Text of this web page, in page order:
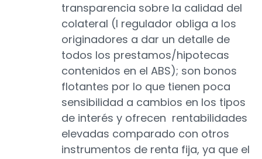
transparencia sobre la calidad del
colateral (l regulador obliga a los
originadores a dar un detalle de
todos los prestamos/hipotecas
contenidos en el ABS); son bonos
flotantes por lo que tienen poca
sensibilidad a cambios en los tipos
de interés y ofrecen rentabilidades
elevadas comparado con otros
instrumentos de renta fija, ya que el